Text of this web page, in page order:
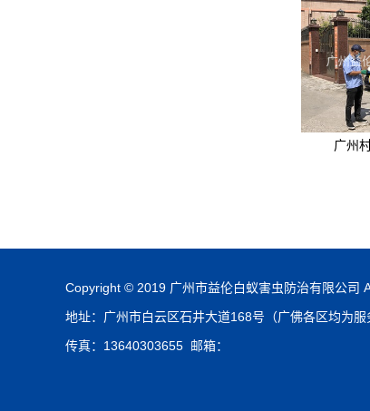
广州
Copyright © 2019 广州市益伦白蚁害虫防治有限公司
地址：广州市白云区石井大道168号（广佛各区均为
传真：13640303655 邮箱：